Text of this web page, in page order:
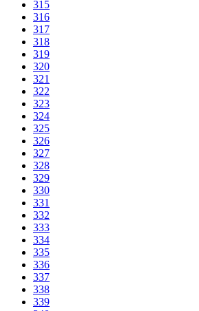
315
316
317
318
319
320
321
322
323
324
325
326
327
328
329
330
331
332
333
334
335
336
337
338
339